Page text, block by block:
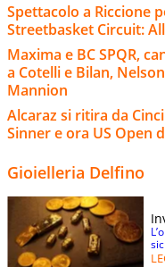
Spettacolo a Riccione
Streetbasket Circuit:
Maxima e BC SPQR,
a Cotelli e Bilan,
Mannion
Alcaraz si ritira da
Sinner e ora US Open
Gioielleria Delfino